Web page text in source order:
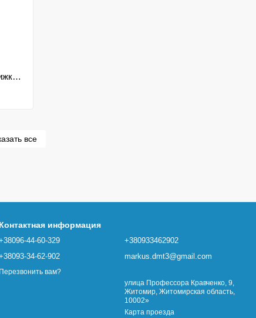
Профессиональный триммер для стрижки бороды и усов VGR V-073 аккумуляторный с насадками
все
Контактная информация
44-60-329
34-62-902
Перезвонить вам?
+380933462902
markus.dmt3@gmail.com
улица Профессора Кравченко, 9,
Житомир, Житомирская область,
10002»
Карта проезда